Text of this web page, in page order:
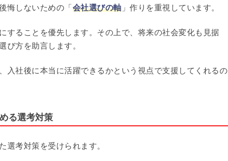
悔しないための「 会社選びの軸」作りを重視しています。
することを優先します。その上で、将来の社会変化も見据
び方を助言します。
入社後に本当に活躍できるかという視点で支援してくれるの
る選考対策
選考対策を受けられます。